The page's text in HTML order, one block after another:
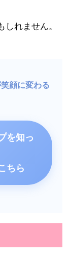
れません。
顔に変わる
を知っ
ちら